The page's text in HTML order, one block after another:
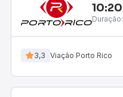
10:20
Duração:
3,3 Viação Porto Rico